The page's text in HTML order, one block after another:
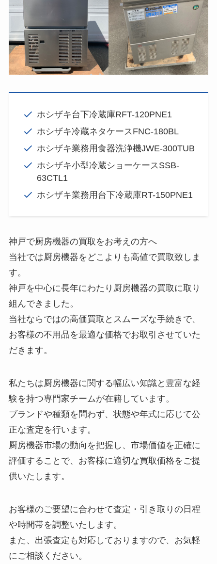
ホシザキ台下冷蔵庫RFT-120PNE1
ホシザキ冷蔵ネタケースFNC-180BL
ホシザキ業務用食器洗浄機JWE-300TUB
ホシザキ小型冷蔵ショーケースSSB-
63CTL1
ホシザキ業務用台下冷蔵庫RT-150PNE1
神戸で厨房機器の買取をお考えの方へ
当社では厨房機器をどこよりも高値で買取致しま
す。
神戸を中心に長年にわたり厨房機器の買取に取り
組んできました。
当社ならではの高価買取とスムーズな手続きで、
お客様の不用品を最適な価格でお取引させていた
だきます。
私たちは厨房機器に関する幅広い知識と豊富な経
験を持つ専門家チームが在籍しています。
ブランドや種類を問わず、状態や年式に応じて公
正な査定を行います。
厨房機器市場の動向を把握し、市場価値を正確に
評価することで、お客様に適切な買取価格をご提
供いたします。
お客様のご要望に合わせて査定・引き取りの日程
や時間帯を調整いたします。
また、出張査定も対応しておりますので、お気軽
にご相談ください。